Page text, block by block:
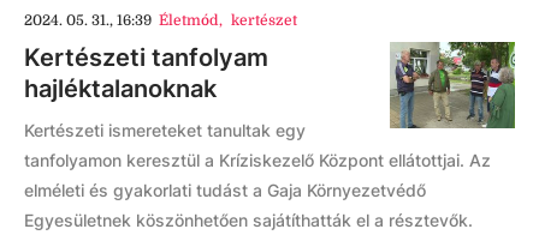
2024. 05. 31., 16:39 Életmód, kertészet
Kertészeti tanfolyam
hajléktalanoknak
Kertészeti ismereteket tanultak egy
tanfolyamon keresztül a Kríziskezelő Központ ellátottjai. Az
elméleti és gyakorlati tudást a Gaja Környezetvédő
Egyesületnek köszönhetően sajátíthatták el a résztevők.